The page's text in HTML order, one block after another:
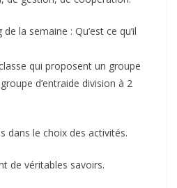
la semaine : Qu’est ce qu’il
qui proposent un groupe
d’entraide division à 2
dans le choix des activités.
de véritables savoirs.